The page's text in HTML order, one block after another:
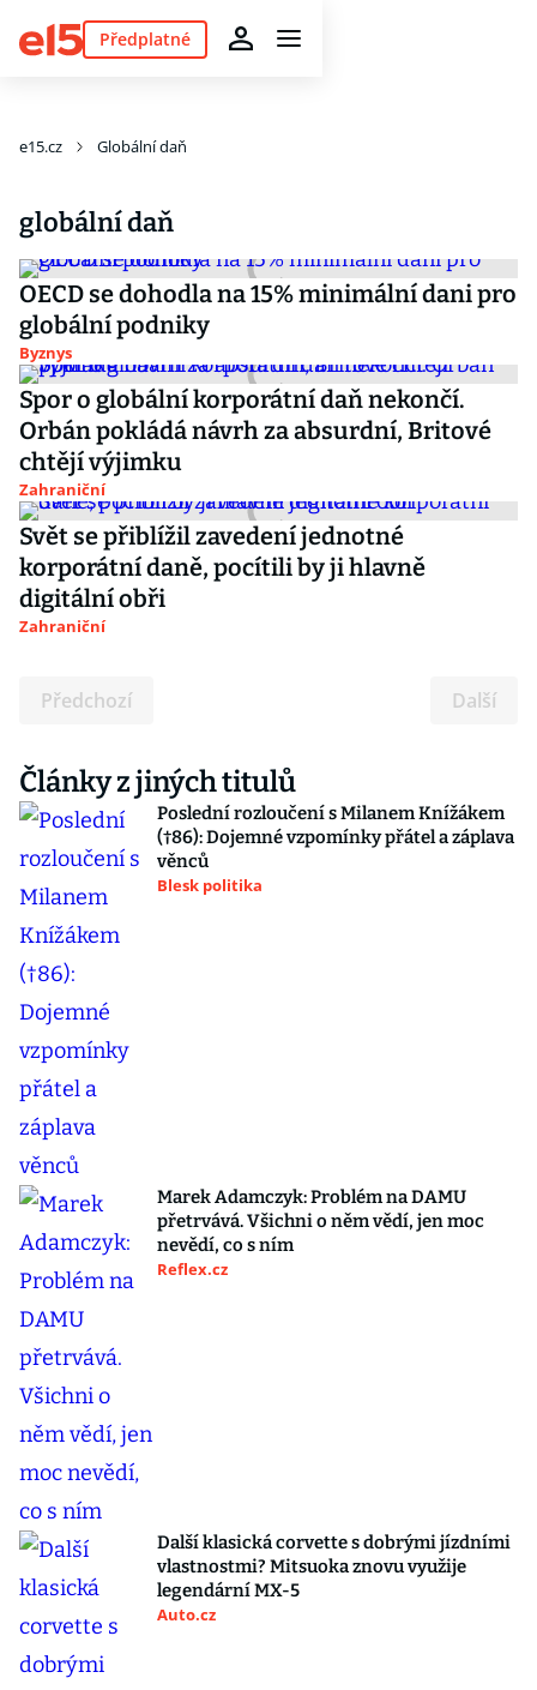
Předplatné
e15.cz Globální daň
globální daň
OECD se dohodla na 15% minimální dani pro
globální podniky
Byznys
Spor o globální korporátní daň nekončí.
Orbán pokládá návrh za absurdní, Britové
chtějí výjimku
Zahraniční
Svět se přiblížil zavedení jednotné
korporátní daně, pocítili by ji hlavně
digitální obři
Zahraniční
Předchozí Další
Články z jiných titulů
Poslední rozloučení s Milanem Knížákem
(†86): Dojemné vzpomínky přátel a záplava
věnců
Blesk politika
Marek Adamczyk: Problém na DAMU
přetrvává. Všichni o něm vědí, jen moc
nevědí, co s ním
Reflex.cz
Další klasická corvette s dobrými jízdními
vlastnostmi? Mitsuoka znovu využije
legendární MX-5
Auto.cz